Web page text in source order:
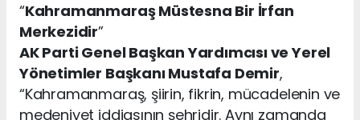
“Kahramanmaraş Müstesna Bir İrfan
Merkezidir”
AK Parti Genel Başkan Yardımcısı ve Yerel
Yönetimler Başkanı Mustafa Demir,
“Kahramanmaraş, şiirin, fikrin, mücadelenin ve
medeniyet iddiasının şehridir. Aynı zamanda